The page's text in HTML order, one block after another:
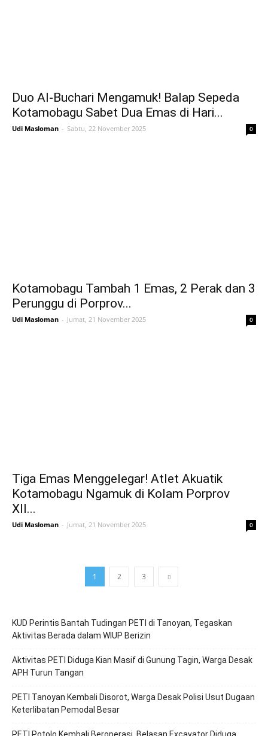
Duo Al-Buchari Mengamuk! Balap Sepeda
Kotamobagu Sabet Dua Emas di Hari...
Udi Masloman - Sabtu, 22 November 2025 0
Kotamobagu Tambah 1 Emas, 2 Perak dan 3
Perunggu di Porprov...
Udi Masloman - Jumat, 21 November 2025 0
Tiga Emas Menggelegar! Atlet Akuatik
Kotamobagu Ngamuk di Kolam Porprov
XII...
Udi Masloman - Jumat, 21 November 2025 0
1 2 3
KUD Perintis Bantah Tudingan PETI di Tanoyan, Tegaskan
Aktivitas Berada dalam WIUP Berizin
Aktivitas PETI Diduga Kian Masif di Gunung Tagin, Warga Desak
APH Turun Tangan
PETI Tanoyan Kembali Disorot, Warga Desak Polisi Usut Dugaan
Keterlibatan Pemodal Besar